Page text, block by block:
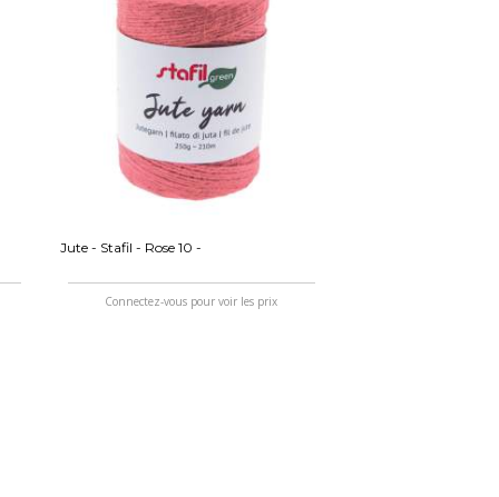
Jute - Stafil - Rose 10 -
Connectez-vous pour voir les prix